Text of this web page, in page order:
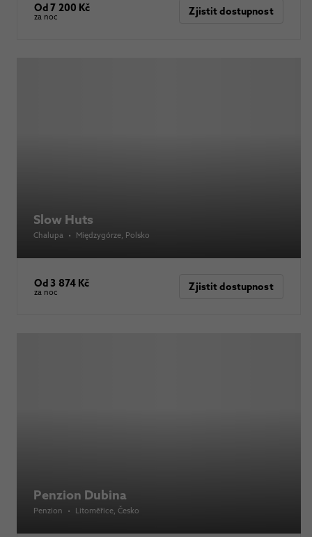
Od 7 200 Kč
za noc Zjistit dostupnost
Slow Huts
Chalupa • Międzygórze , Polsko
Od 3 874 Kč
za noc Zjistit dostupnost
Penzion Dubina
Penzion • Litoměřice , Česko